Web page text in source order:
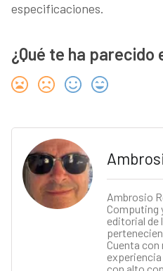
especificaciones.
¿Qué te ha
Ambrosio
Computing
editorial de
Cuenta con